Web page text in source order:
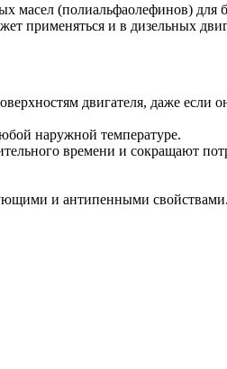
масел (полиальфаолефинов)
применяться и в дизельных
двигателя, даже если
наружной температуре.
времени и сокращают
и антипенными свойствами.